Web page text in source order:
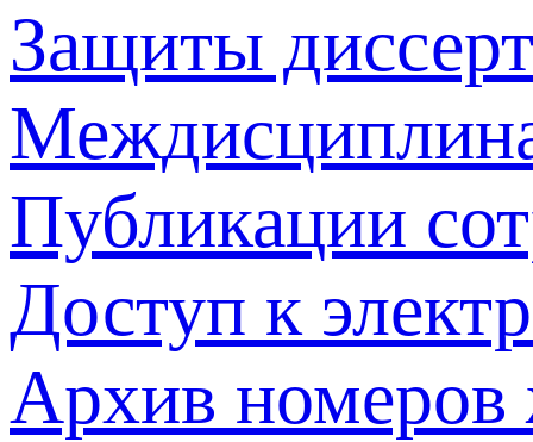
Защиты
Публикации
Доступ к
Архив номеров